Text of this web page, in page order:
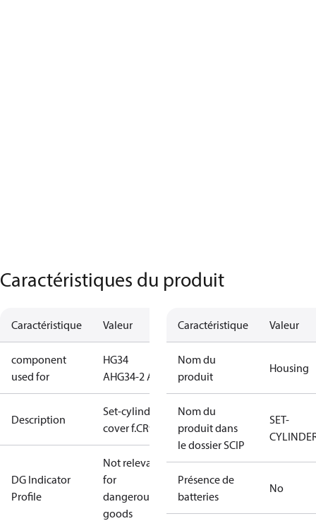
Caractéristiques du produit
Caractéristique Valeur
component
used for
HG34
AHG34-2 A
Description
Set-cylinder
cover f.CR92
DG Indicator
Profile
Not relevant
for
dangerous
goods
Caractéristique Valeur
Nom du
produit
Housing
Nom du
produit dans
le dossier SCIP
SET-
Présence de
batteries
No